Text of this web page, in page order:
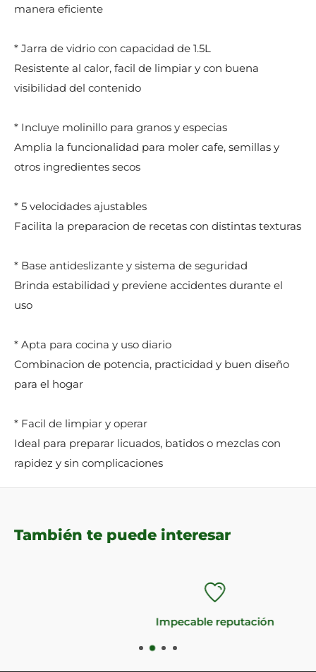
manera eficiente
* Jarra de vidrio con capacidad de 1.5L
Resistente al calor, facil de limpiar y con buena
visibilidad del contenido
* Incluye molinillo para granos y especias
Amplia la funcionalidad para moler cafe, semillas y
otros ingredientes secos
* 5 velocidades ajustables
Facilita la preparacion de recetas con distintas texturas
* Base antideslizante y sistema de seguridad
Brinda estabilidad y previene accidentes durante el
uso
* Apta para cocina y uso diario
Combinacion de potencia, practicidad y buen diseño
para el hogar
* Facil de limpiar y operar
Ideal para preparar licuados, batidos o mezclas con
rapidez y sin complicaciones
También te puede interesar
Impecable reputación